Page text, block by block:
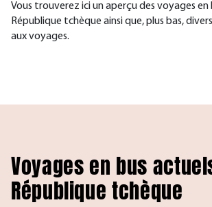
Vous trouverez ici un aperçu des voyages en
République tchèque ainsi que, plus bas,
aux voyages.
Voyages en bus
République tchèque